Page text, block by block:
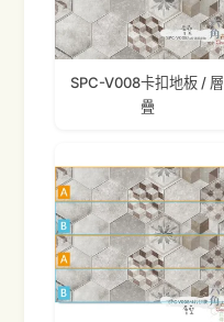
SPC-V008卡扣地板 / 層
疊